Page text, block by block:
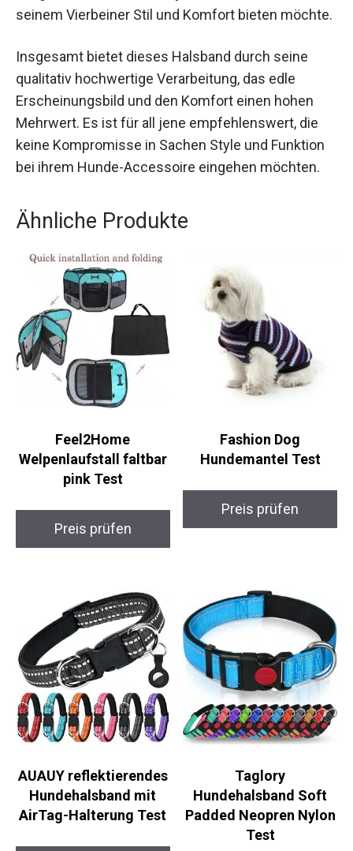
seinem Vierbeiner Stil und Komfort bieten möchte.
Insgesamt bietet dieses Halsband durch seine
qualitativ hochwertige Verarbeitung, das edle
Erscheinungsbild und den Komfort einen hohen
Mehrwert. Es ist für all jene empfehlenswert, die
keine Kompromisse in Sachen Style und Funktion
bei ihrem Hunde-Accessoire eingehen möchten.
Ähnliche Produkte
Feel2Home
Welpenlaufstall faltbar
pink Test
Preis prüfen
Fashion Dog
Hundemantel Test
Preis prüfen
AUAUY reflektierendes
Hundehalsband mit
AirTag-Halterung Test
Taglory
Hundehalsband Soft
Padded Neopren Nylon
Test